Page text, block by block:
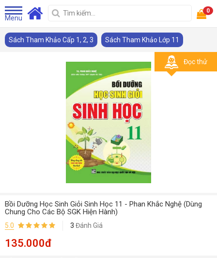
Menu
0
Sách Tham Khảo Cấp 1, 2, 3 Sách Tham Khảo Lớp 11
Đọc thử
Bồi Dưỡng Học Sinh Giỏi Sinh Học 11 - Phan Khắc Nghệ (Dùng
Chung Cho Các Bộ SGK Hiện Hành)
5.0 3 Đánh Giá
135.000đ